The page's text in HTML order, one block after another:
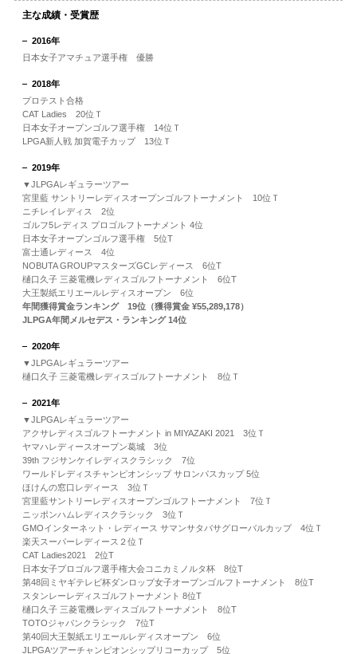
主な成績・受賞歴
2016年
日本女子アマチュア選手権 優勝
2018年
プロテスト合格
CAT Ladies 20位Ｔ
日本女子オープンゴルフ選手権 14位Ｔ
LPGA新人戦 加賀電子カップ 13位Ｔ
2019年
▼JLPGAレギュラーツアー
宮里藍 サントリーレディスオープンゴルフトーナメント 10位Ｔ
ニチレイレディス 2位
ゴルフ5レディス プロゴルフトーナメント 4位
日本女子オープンゴルフ選手権 5位T
富士通レディース 4位
NOBUTA GROUPマスターズGCレディース 6位T
樋口久子 三菱電機レディスゴルフトーナメント 6位T
大王製紙エリエールレディスオープン 6位
年間獲得賞金ランキング 19位（獲得賞金 ¥55,289,178）
JLPGA年間メルセデス・ランキング 14位
2020年
▼JLPGAレギュラーツアー
樋口久子 三菱電機レディスゴルフトーナメント 8位Ｔ
2021年
▼JLPGAレギュラーツアー
アクサレディスゴルフトーナメント in MIYAZAKI 2021 3位Ｔ
ヤマハレディースオープン葛城 3位
39th フジサンケイレディスクラシック 7位
ワールドレディスチャンピオンシップ サロンパスカップ 5位
ほけんの窓口レディース 3位Ｔ
宮里藍サントリーレディスオープンゴルフトーナメント 7位Ｔ
ニッポンハムレディスクラシック 3位Ｔ
GMOインターネット・レディース サマンサタバサグローバルカップ 4位Ｔ
楽天スーパーレディース２位Ｔ
CAT Ladies2021 2位T
日本女子プロゴルフ選手権大会コニカミノルタ杯 8位T
第48回ミヤギテレビ杯ダンロップ女子オープンゴルフトーナメント 8位T
スタンレーレディスゴルフトーナメント 8位T
樋口久子 三菱電機レディスゴルフトーナメント 8位T
TOTOジャパンクラシック 7位T
第40回大王製紙エリエールレディスオープン 6位
JLPGAツアーチャンピオンシップリコーカップ 5位